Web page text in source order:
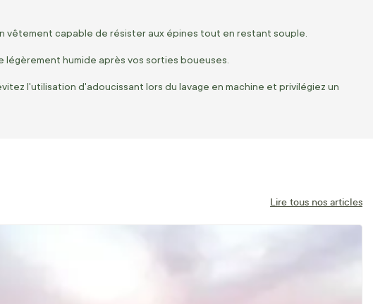
vêtement capable de résister aux épines tout en restant souple.
humide après vos sorties boueuses.
l'utilisation d'adoucissant lors du lavage en machine et privilégiez un
Lire tous nos articles